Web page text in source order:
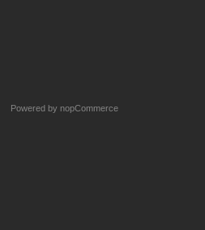
Powered by nopCommerce